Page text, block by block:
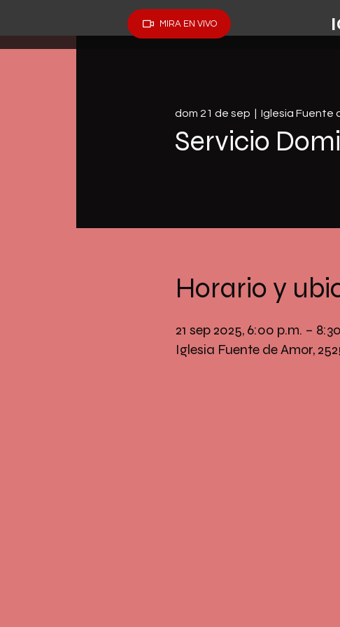
MIRA EN VIVO
dom 21 de sep Iglesia Fuente
Servicio
Horario y
21 sep 2025, 6:00 p.m. –
Iglesia Fuente de Amor,